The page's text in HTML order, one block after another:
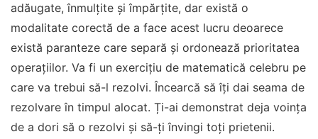
adăugate, înmulțite și împărțite, dar există o
modalitate corectă de a face acest lucru deoarece
există paranteze care separă și ordonează prioritatea
operațiilor. Va fi un exercițiu de matematică celebru pe
care va trebui să-l rezolvi. Încearcă să îți dai seama de
rezolvare în timpul alocat. Ți-ai demonstrat deja voința
de a dori să o rezolvi și să-ți învingi toți prietenii.